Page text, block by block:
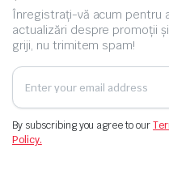
Înregistrați-vă acum pentru
actualizări despre promoții
griji, nu trimitem spam!
By subscribing you agree to our
Policy.